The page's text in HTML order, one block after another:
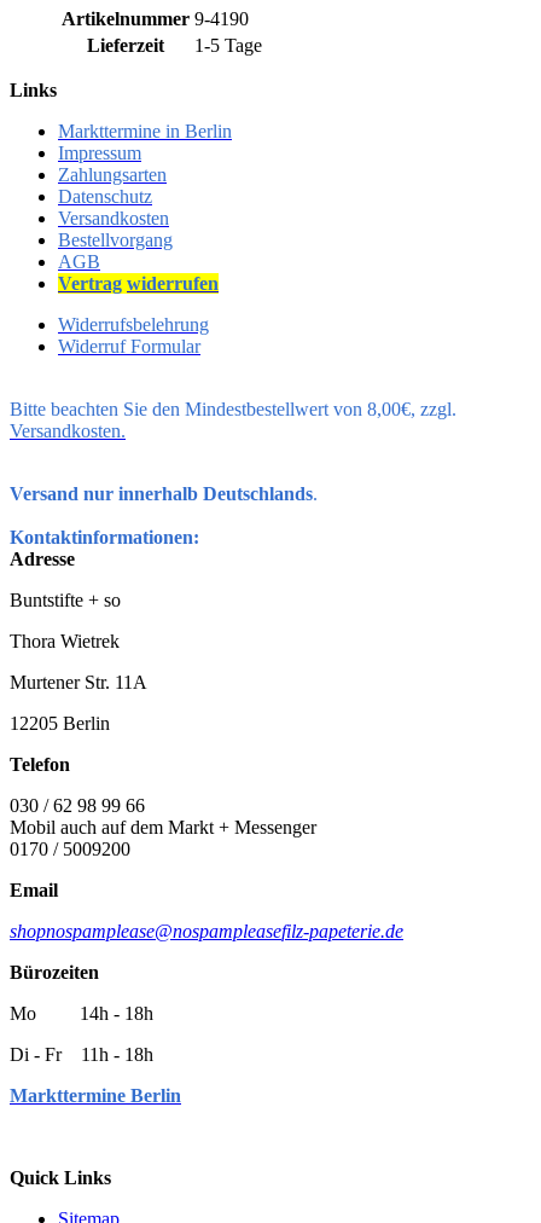
Artikelnummer 9-4190
Lieferzeit
1-5 Tage
Links
Markttermine in Berlin
Impressum
Zahlungsarten
Datenschutz
Versandkosten
Bestellvorgang
AGB
Vertrag widerrufen
Widerrufsbelehrung
Widerruf Formular
Bitte beachten Sie den Mindestbestellwert von 8,00€, zzgl.
Versandkosten.
Versand nur innerhalb Deutschlands.
Kontaktinformationen:
Adresse
Buntstifte + so
Thora Wietrek
Murtener Str. 11A
12205 Berlin
Telefon
030 / 62 98 99 66
Mobil auch auf dem Markt + Messenger
0170 / 5009200
Email
shopnospamplease@nospampleasefilz-papeterie.de
Bürozeiten
Mo 14h - 18h
Di - Fr 11h - 18h
Markttermine Berlin
Quick Links